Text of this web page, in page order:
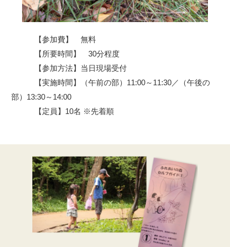
【参加費】 無料
【所要時間】 30分程度
【参加方法】当日現場受付
【実施時間】（午前の部）11:00～11:30／（午後の
部）13:30～14:00
【定員】10名 ※先着順